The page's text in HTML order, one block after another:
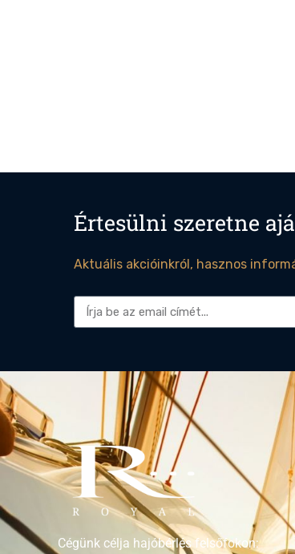
Értesülni szeretne
Aktuális akcióinkról, hasznos
Cégünk célja hajóbérlés felsőfokon: